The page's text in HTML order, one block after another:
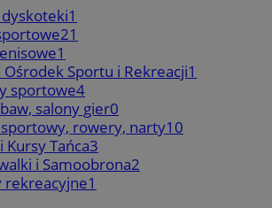
1
21
1
Ośrodek Sportu i Rekreacji1
sportowe4
salony gier0
rowery, narty10
Kursy Tańca3
i Samoobrona2
rekreacyjne1